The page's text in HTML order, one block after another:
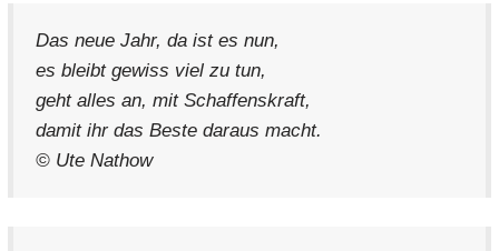
Das neue Jahr, da ist es nun,
es bleibt gewiss viel zu tun,
geht alles an, mit Schaffenskraft,
damit ihr das Beste daraus macht.
© Ute Nathow